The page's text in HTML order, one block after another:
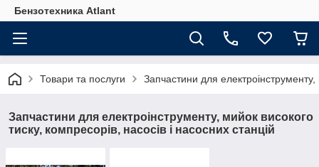
Бензотехника Atlant
Товари та послуги Запчастини для електроінструменту,
Запчастини для електроінструменту, мийок високого
тиску, компресорів, насосів і насосних станцій